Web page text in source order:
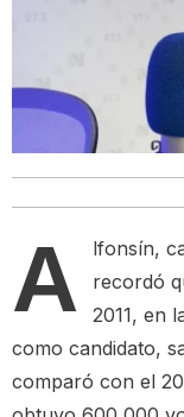
A
lfonsín,
recordó
2011, en
como candidato,
comparó con el